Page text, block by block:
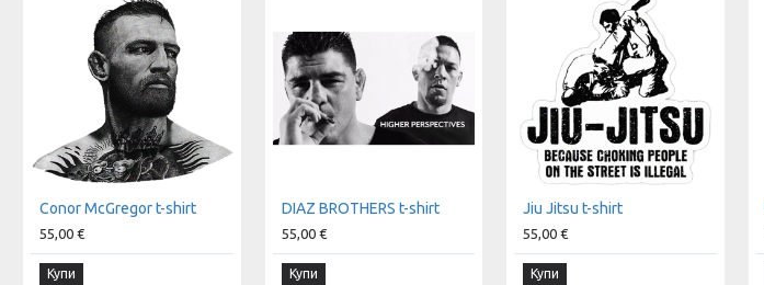
Conor McGregor t-shirt
55,00 €
Купи
DIAZ BROTHERS t-shirt
55,00 €
Купи
Jiu Jitsu t-shirt
55,00 €
Купи